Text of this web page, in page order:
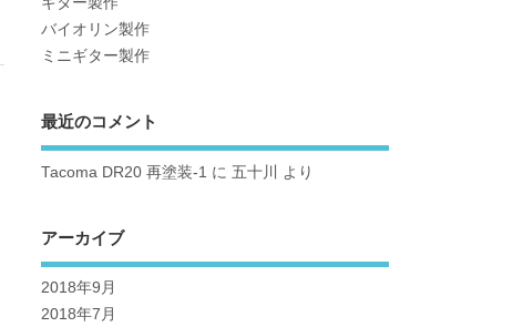
バイオリン製作
ミニギター製作
最近のコメント
Tacoma DR20 再塗装-1 に 五十川 より
アーカイブ
2018年9月
2018年7月